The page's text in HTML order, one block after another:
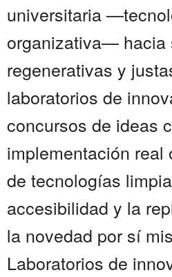
universitaria
organizativa— hacia
regenerativas y
laboratorios de
concursos de ideas
implementación real
de tecnologías
accesibilidad y la
la novedad por sí
Laboratorios de